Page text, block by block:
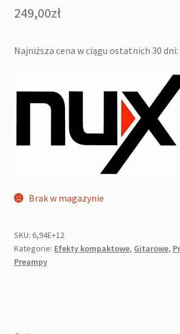
249,00zł
Najniższa cena w ciągu ostatnich 30 dni:
Brak w magazynie
SKU: 6,94E+12
Kategorie: Efekty kompaktowe, Gitarowe,
Preampy